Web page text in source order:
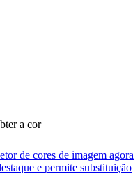
a cor
de cores de imagem agora
e permite substituição